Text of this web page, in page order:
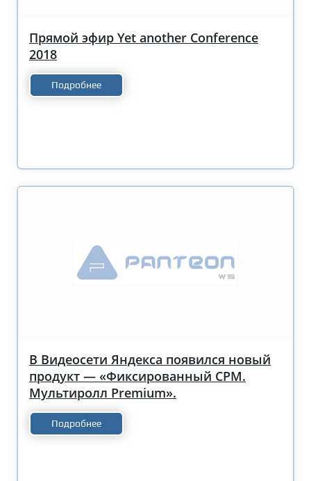
Прямой эфир Yet another Conference
2018
Подробнее
В Видеосети Яндекса появился новый
продукт — «Фиксированный CPM.
Мультиролл Premium».
Подробнее